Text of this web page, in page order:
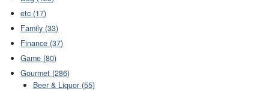
etc (17)
Family (33)
Finance (37)
Game (80)
Gourmet (286)
Beer & Liquor (55)